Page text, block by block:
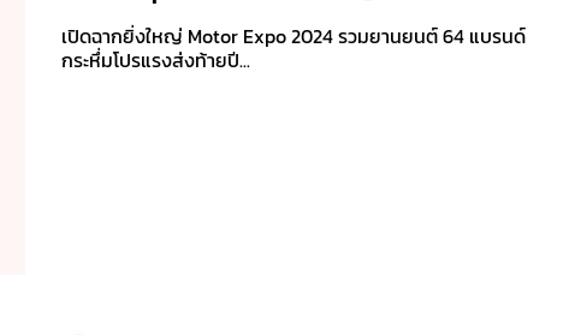
เปิดฉากยิ่งใหญ่ Motor Expo 2024 รวมยานยนต์ 64 แบรนด์
กระหึ่มโปรแรงส่งท้ายปี...